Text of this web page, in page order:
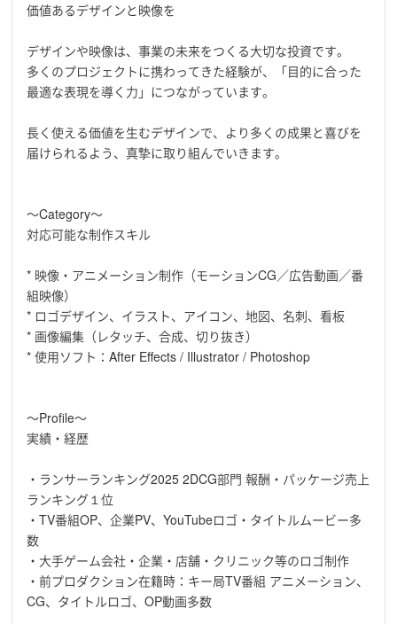
価値あるデザインと映像を
デザインや映像は、事業の未来をつくる大切な投資です。
多くのプロジェクトに携わってきた経験が、「目的に合った
最適な表現を導く力」につながっています。
長く使える価値を生むデザインで、より多くの成果と喜びを
届けられるよう、真摯に取り組んでいきます。
〜Category〜
対応可能な制作スキル
* 映像・アニメーション制作（モーションCG／広告動画／番
組映像）
* ロゴデザイン、イラスト、アイコン、地図、名刺、看板
* 画像編集（レタッチ、合成、切り抜き）
* 使用ソフト：After Effects / Illustrator / Photoshop
〜Profile〜
実績・経歴
・ランサーランキング2025 2DCG部門 報酬・パッケージ売上
ランキング１位
・TV番組OP、企業PV、YouTubeロゴ・タイトルムービー多
数
・大手ゲーム会社・企業・店舗・クリニック等のロゴ制作
・前プロダクション在籍時：キー局TV番組 アニメーション、
CG、タイトルロゴ、OP動画多数